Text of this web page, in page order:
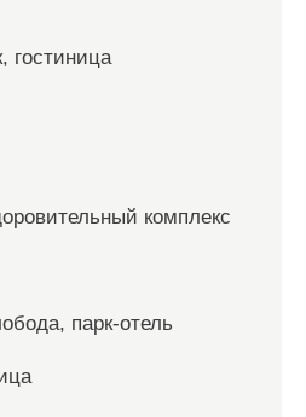
гостиница
комплекс
парк-отель